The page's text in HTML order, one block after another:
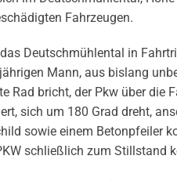
Fahrzeugen.
Deutschmühlental in
Mann, aus bislang
Rad bricht, der Pkw über die
sich um 180 Grad dreht,
sowie einem Betonpfeiler
schließlich zum Stillstand